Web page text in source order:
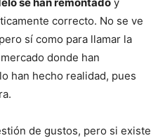
correcto. No se ve
sí como para llamar la
donde han
han hecho realidad, pues
de gustos, pero si existe